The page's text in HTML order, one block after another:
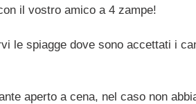
il vostro amico a 4 zampe!
le spiagge dove sono accettati i
aperto a cena, nel caso non